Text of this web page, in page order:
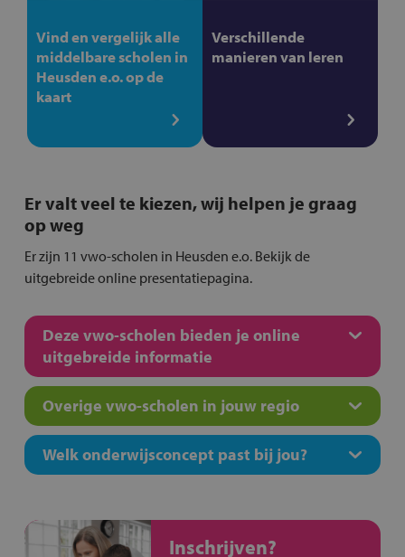
Vind en vergelijk alle
middelbare scholen in
Heusden e.o. op de
kaart
Verschillende
manieren van leren
Er valt veel te kiezen, wij helpen je graag
op weg
Er zijn 11 vwo-scholen in Heusden e.o. Bekijk de
uitgebreide online presentatiepagina.
Deze vwo-scholen bieden je online
uitgebreide informatie
Overige vwo-scholen in jouw regio
Welk onderwijsconcept past bij jou?
Inschrijven?